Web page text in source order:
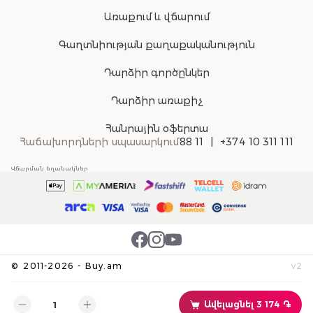
Ավելացնել 3 174 ֏
Առաքում և վճարում
Գաղտնիության քաղաքականություն
Դարձիր գործընկեր
Դարձիր առաքիչ
Հանրային օֆերտա
Հաճախորդների սպասարկում88 11 +374 10 311 111
© 2011-2026 - Buy.am v2
Վճարման եղանակներ